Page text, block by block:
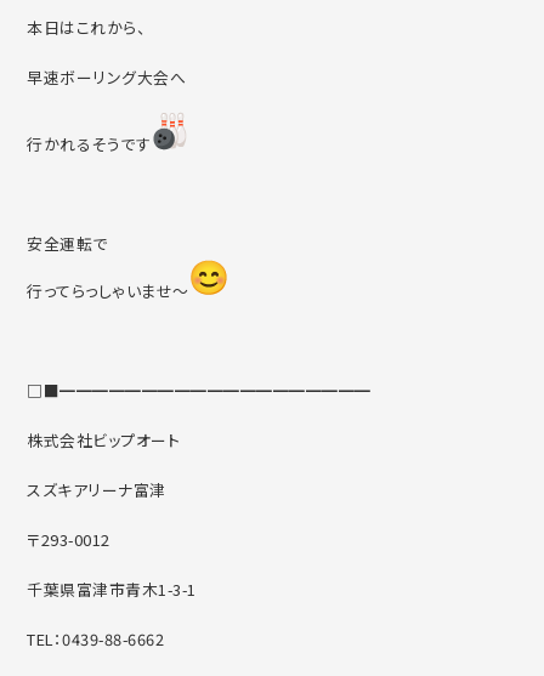
本日はこれから、
早速ボーリング大会へ
行かれるそうです
安全運転で
行ってらっしゃいませ〜
□■━━━━━━━━━━━━━━━━━━━
株式会社ビップオート
スズキアリーナ富津
〒293-0012
千葉県富津市青木1-3-1
TEL：0439-88-6662